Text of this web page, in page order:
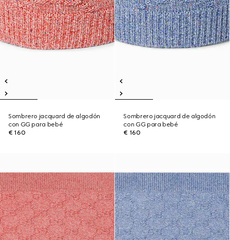
Sombrero jacquard de algodón
con GG para bebé
€ 160
Sombrero jacquard de algodón
con GG para bebé
€ 160